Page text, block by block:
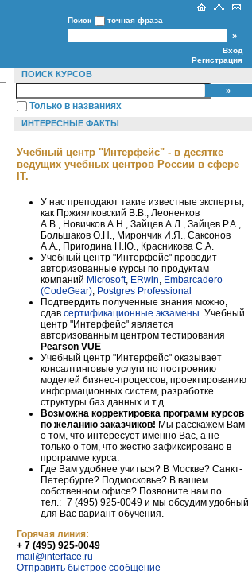
Поиск точная фраза
Вход
Регистрация
ПОИСК КУРСОВ
Только в названиях
ИНТЕРЕСНЫЕ ФАКТЫ
Учебный центр "Интерфейс" - в десятке
ведущих учебных центров России в сфере
IT.
У нас преподают такие известные эксперты,
как Пржиялковский В.В., Леоненков
А.В., Новичков А.Н., Зайцев А.Л., Зайцев Р.А.,
Большаков О.Н., Мирончик И.Я., Саксонов
А.А., Пригодина Н.Ю., Красникова С.А.
Учебный центр "Интерфейс" проводит
авторизованные курсы по продуктам
компаний Microsoft, ERwin Embarcadero
(CodeGear) Postgres Professional
Подтвердить полученные знания можно,
сдав сертификационные экзамены . Учебный
центр "Интерфейс" является
авторизованным центром тестирования
Pearson VUE
Учебный центр "Интерфейс" оказывает
консалтинговые услуги по построению
моделей бизнес-процессов, проектированию
информационных систем, разработке
структуры баз данных и т.д.
Возможна корректировка программ курсов
по желанию заказчиков! Мы расскажем Вам
о том, что интересует именно Вас, а не
только о том, что жестко зафиксировано в
программе курса.
Где Вам удобнее учиться? В Москве? Санкт-
Петербурге? Подмосковье? В вашем
собственном офисе? Позвоните нам по
тел.:+7 (495) 925-0049 и мы обсудим удобный
для Вас вариант обучения.
Горячая линия:
+ 7 (495) 925-0049
mail@interface.ru
Отправить быстрое сообщение